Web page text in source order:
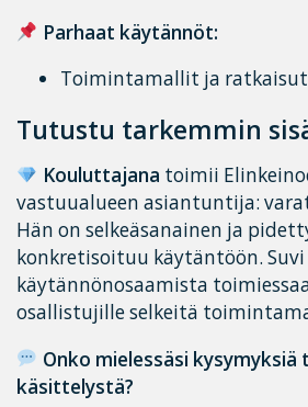
Parhaat käytännöt:
Toimintamallit ja
Tutustu tarkemmin
Kouluttajana toimii
vastuualueen asiantuntija:
Hän on selkeäsanainen ja
konkretisoituu käytäntöön.
käytännönosaamista
osallistujille selkeitä
Onko mielessäsi
käsittelystä?